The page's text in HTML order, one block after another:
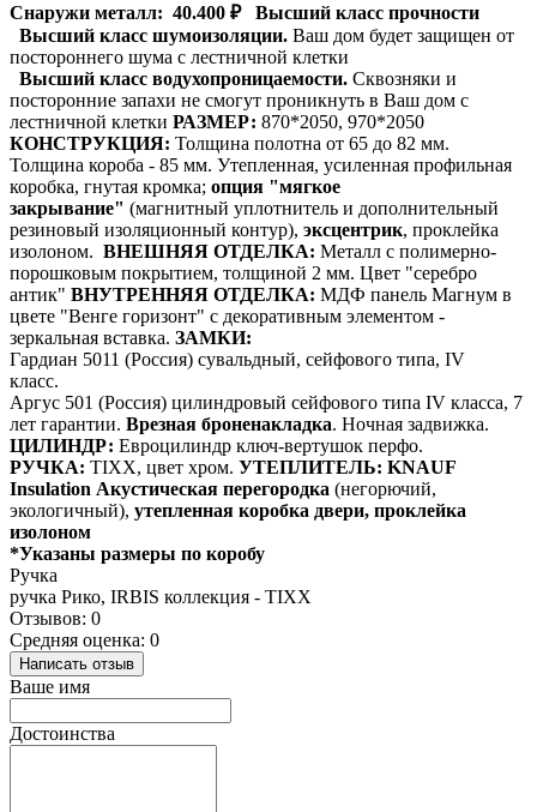
Снаружи металл: 40.400 ₽
Высший класс прочности
Высший класс шумоизоляции. Ваш дом будет защищен от
постороннего шума с лестничной клетки
Высший класс водухопроницаемости. Сквозняки и
посторонние запахи не смогут проникнуть в Ваш дом с
лестничной клетки РАЗМЕР: 870*2050, 970*2050
КОНСТРУКЦИЯ: Толщина полотна от 65 до 82 мм.
Толщина короба - 85 мм. Утепленная, усиленная профильная
коробка, гнутая кромка; опция "мягкое
закрывание" (магнитный уплотнитель и дополнительный
резиновый изоляционный контур), эксцентрик, проклейка
изолоном. ВНЕШНЯЯ ОТДЕЛКА: Металл с полимерно-
порошковым покрытием, толщиной 2 мм. Цвет "серебро
антик" ВНУТРЕННЯЯ ОТДЕЛКА: МДФ панель Магнум в
цвете "Венге горизонт" с декоративным элементом -
зеркальная вставка. ЗАМКИ:
Гардиан 5011 (Россия) сувальдный, сейфового типа, IV
класс.
Аргус 501 (Россия) цилиндровый сейфового типа IV класса, 7
лет гарантии. Врезная броненакладка. Ночная задвижка.
ЦИЛИНДР: Евроцилиндр ключ-вертушок перфо.
РУЧКА: TIXX, цвет хром. УТЕПЛИТЕЛЬ: KNAUF
Insulation Акустическая перегородка (негорючий,
экологичный), утепленная коробка двери, проклейка
изолоном
*Указаны размеры по коробу
Ручка
ручка Рико, IRBIS коллекция - TIXX
Отзывов: 0
Средняя оценка: 0
Написать отзыв
Ваше имя
Достоинства